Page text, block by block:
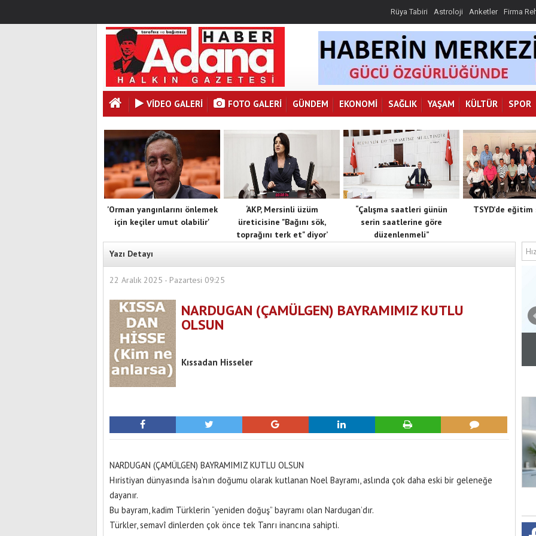
Rüya Tabiri Astroloji Anketler Firma
VİDEO GALERİ FOTO GALERI GÜNDEM EKONOMI SAĞLIK YAŞAM KÜLTÜR SPOR
'Orman yangınlarını önlemek
için keçiler umut olabilir'
‘AKP, Mersinli üzüm
üreticisine "Bağını sök,
toprağını terk et" diyor’
“Çalışma saatleri günün
serin saatlerine göre
düzenlenmeli”
TSYD’de
Yazı Detayı
22 Aralık 2025 - Pazartesi 09:25
NARDUGAN (ÇAMÜLGEN) BAYRAMIMIZ KUTLU
OLSUN
Kıssadan Hisseler
NARDUGAN (ÇAMÜLGEN) BAYRAMIMIZ KUTLU OLSUN
Hıristiyan dünyasında İsa’nın doğumu olarak kutlanan Noel Bayramı, aslında çok daha eski bir geleneğe
dayanır.
Bu bayram, kadim Türklerin “yeniden doğuş” bayramı olan Nardugan’dır.
Türkler, semavî dinlerden çok önce tek Tanrı inancına sahipti.
Yaz aylarında lazer göz ameliyatı
Bu belirtileri önemsemek hayat kurtarıyor